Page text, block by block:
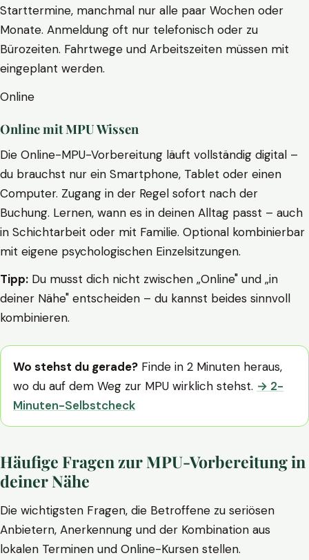
Starttermine, manchmal nur alle paar Wochen oder
Monate. Anmeldung oft nur telefonisch oder zu
Bürozeiten. Fahrtwege und Arbeitszeiten müssen mit
eingeplant werden.
Online
Online mit MPU Wissen
Die Online-MPU-Vorbereitung läuft vollständig digital –
du brauchst nur ein Smartphone, Tablet oder einen
Computer. Zugang in der Regel sofort nach der
Buchung. Lernen, wann es in deinen Alltag passt – auch
in Schichtarbeit oder mit Familie. Optional kombinierbar
mit eigene psychologischen Einzelsitzungen.
Tipp: Du musst dich nicht zwischen „Online" und „in
deiner Nähe" entscheiden – du kannst beides sinnvoll
kombinieren.
Wo stehst du gerade? Finde in 2 Minuten heraus,
wo du auf dem Weg zur MPU wirklich stehst. → 2-
Minuten-Selbstcheck
Häufige Fragen zur MPU-Vorbereitung in
deiner Nähe
Die wichtigsten Fragen, die Betroffene zu seriösen
Anbietern, Anerkennung und der Kombination aus
lokalen Terminen und Online-Kursen stellen.